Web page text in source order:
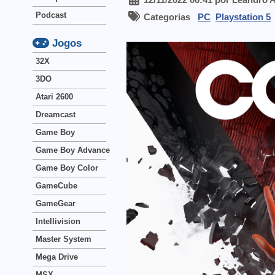
Categorias PC Playstation 5
Podcast
Jogos
32X
3DO
Atari 2600
Dreamcast
Game Boy
Game Boy Advance
Game Boy Color
GameCube
GameGear
Intellivision
Master System
Mega Drive